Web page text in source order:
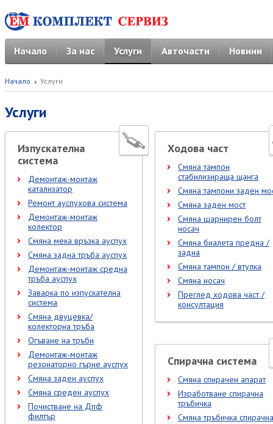
Начало За нас Услуги Авточасти Новини
Начало Услуги
Услуги
Изпускателна
система
Демонтаж-монтаж
катализатор
Ремонт ауспухова система
Демонтаж-монтаж
колектор
Смяна мека връзка ауспух
Смяна задна тръба ауспух
Демонтаж-монтаж средна
тръба ауспух
Заварка по изпускателна
система
Смяна двуцевка/
колекторна тръба
Огъване на тръби
Демонтаж-монтаж
резонаторно гърне ауспух
Смяна заден ауспух
Смяна среден ауспух
Почистване на Дпф
филтър
Ходова част
Смяна тампон
стабилизираща щанга
Смяна тампони заден
Смяна заден мост
Смяна шарнирен болт
носач
Смяна биалета предна /
задна
Смяна тампон / втулка
Смяна носач
Преглед ходова част /
консултация
Спирачна система
Смяна спирачен апарат
Изработване спирачна
тръбичка
Смяна тръбичка спирачна